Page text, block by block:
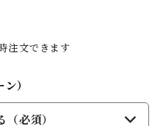
注文できます
）
（必須）